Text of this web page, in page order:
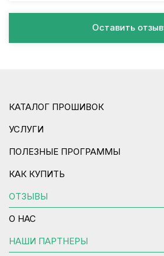
Оставить отзыв
КАТАЛОГ ПРОШИВОК
УСЛУГИ
ПОЛЕЗНЫЕ ПРОГРАММЫ
КАК КУПИТЬ
ОТЗЫВЫ
О НАС
НАШИ ПАРТНЕРЫ